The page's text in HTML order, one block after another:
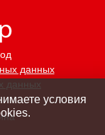
данных
данных
условия